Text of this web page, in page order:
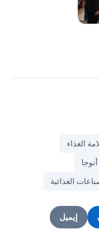
الغذاء
الغذائية
إيميل